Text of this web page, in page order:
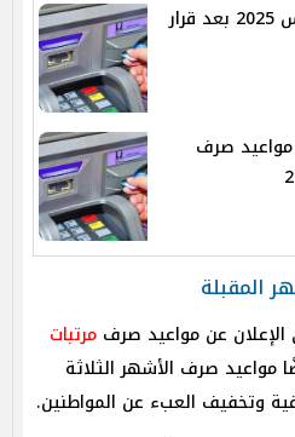
موعد صرف مرتبات أغسطس 2025 بعد قرار
صرف
المقبلة
الإعلان عن مواعيد صرف مرتبات
صرف الأشهر الثلاثة
وتخفيف العبء عن المواطنين.